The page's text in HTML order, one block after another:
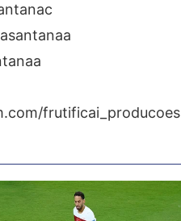
frutificai_producoes